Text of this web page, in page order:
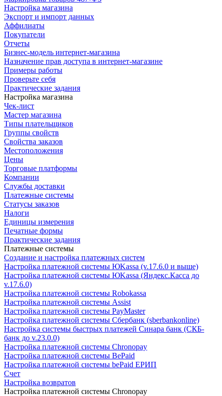
Настройка магазина
Экспорт и импорт данных
Аффилиаты
Покупатели
Отчеты
Бизнес-модель интернет-магазина
Назначение прав доступа в интернет-магазине
Примеры работы
Проверьте себя
Практические задания
Настройка магазина
Чек-лист
Мастер магазина
Типы плательщиков
Группы свойств
Свойства заказов
Местоположения
Цены
Торговые платформы
Компании
Службы доставки
Платежные системы
Статусы заказов
Налоги
Единицы измерения
Печатные формы
Практические задания
Платежные системы
Создание и настройка платежных систем
Настройка платежной системы ЮKassa (v.17.6.0 и выше)
Настройка платежной системы ЮKassa (Яндекс.Касса до
v.17.6.0)
Настройка платежной системы Robokassa
Настройка платежной системы Assist
Настройка платежной системы PayMaster
Настройка платежной системы Сбербанк (sberbankonline)
Настройка системы быстрых платежей Синара банк (СКБ-
банк до v.23.0.0)
Настройка платежной системы Chronopay
Настройка платежной системы BePaid
Настройка платежной системы bePaid ЕРИП
Счет
Настройка возвратов
Настройка платежной системы Chronopay